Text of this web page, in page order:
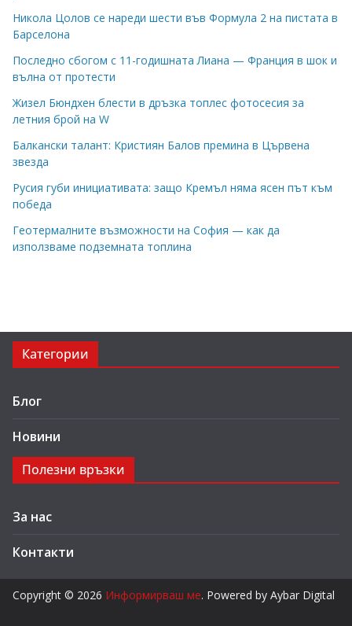
Никола Цолов се нареди шести във Формула 2 на пистата в
Барселона
Последно сбогом с 11-годишната Лиана — Франция в шок и
вълна от протести
Жизел Бюндхен блести в дръзка топлес фотосесия за
летния брой на W
Балкански талант: Кристиян Балов премина в Цървена
звезда
Русия губи инициативата: защо Кремъл няма ясен път към
победа
Геотермалните възможности на София — как да
използваме подземната топлина
Категории
Блог
Новини
Полезни връзки
За нас
Контакти
Copyright © 2026 Информирваш ме. Powered by Aybar Digital